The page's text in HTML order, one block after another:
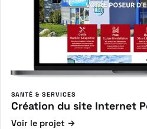
SANTÉ & SERVICES
Création du site Internet
Voir le projet →